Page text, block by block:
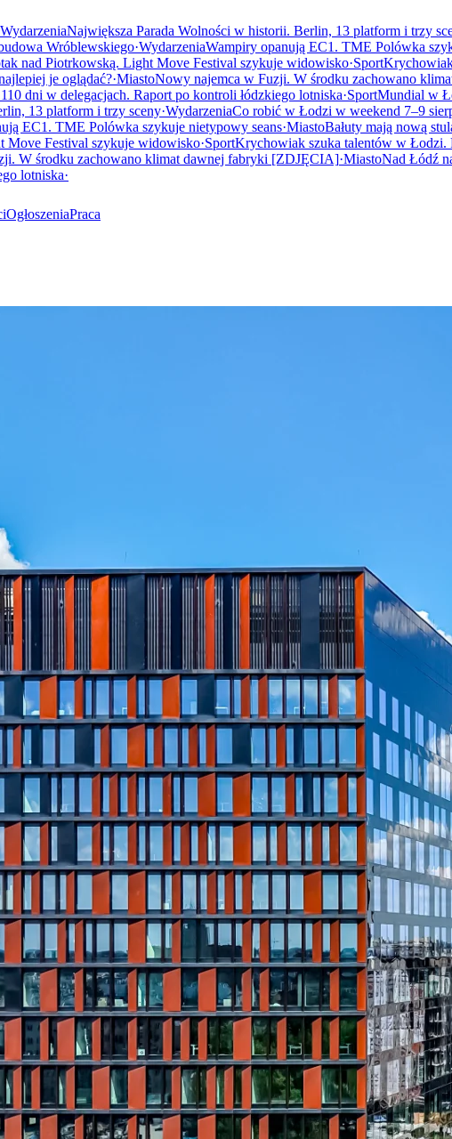
WydarzeniaNajwiększa Parada Wolności w historii. Berlin, 13 platform i trzy
Wróblewskiego·WydarzeniaWampiry opanują EC1. TME Polówka
nad Piotrkowską. Light Move Festival szykuje widowisko·Sport
je oglądać?·MiastoNowy najemca w Fuzji. W środku zachowano
dni w delegacjach. Raport po kontroli łódzkiego lotniska·SportMundial w
13 platform i trzy sceny·WydarzeniaCo robić w Łodzi w weekend 7–9
EC1. TME Polówka szykuje nietypowy seans·MiastoBałuty mają nową
Move Festival szykuje widowisko·SportKrychowiak szuka talentów w Łodzi.
W środku zachowano klimat dawnej fabryki [ZDJĘCIA]·MiastoNad Łódź
lotniska·
OgłoszeniaPraca